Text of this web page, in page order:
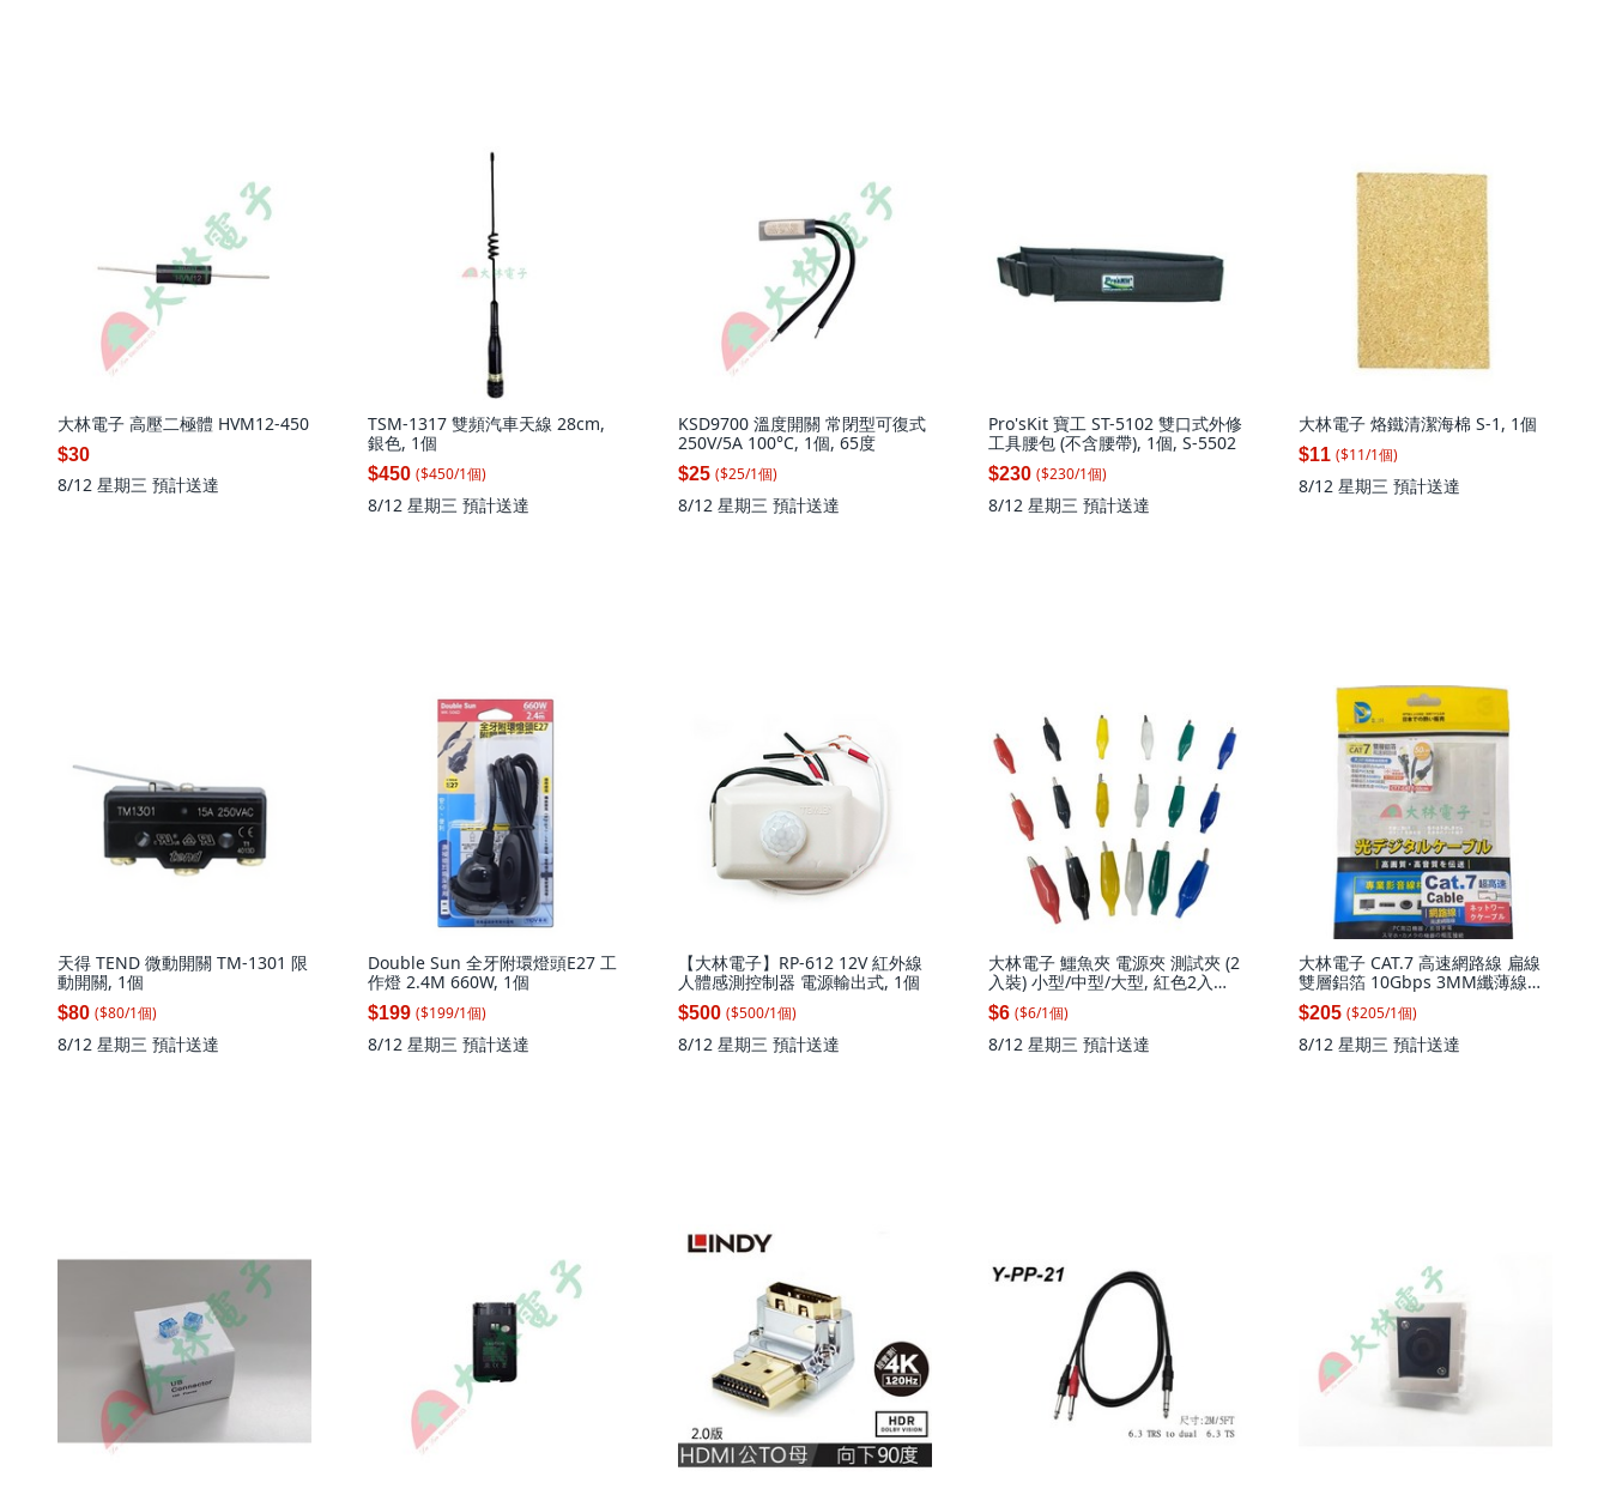
大林電子 高壓二極體 HVM12-450
$30
8/12 星期三 預計送達
TSM-1317 雙頻汽車天線 28cm,
銀色, 1個
$450 ($450/1個)
8/12 星期三 預計送達
KSD9700 溫度開關 常閉型可復式
250V/5A 100°C, 1個, 65度
$25 ($25/1個)
8/12 星期三 預計送達
Pro'sKit 寶工 ST-5102 雙口式外修
工具腰包 (不含腰帶), 1個, S-5502
$230 ($230/1個)
8/12 星期三 預計送達
大林電子 烙鐵清潔海棉 S-1, 1個
$11 ($11/1個)
8/12 星期三 預計送達
天得 TEND 微動開關 TM-1301 限
動開關, 1個
$80 ($80/1個)
8/12 星期三 預計送達
Double Sun 全牙附環燈頭E27 工
作燈 2.4M 660W, 1個
$199 ($199/1個)
8/12 星期三 預計送達
【大林電子】RP-612 12V 紅外線
人體感測控制器 電源輸出式, 1個
$500 ($500/1個)
8/12 星期三 預計送達
大林電子 鱷魚夾 電源夾 測試夾 (2
入裝) 小型/中型/大型, 紅色2入裝,
小, 1個
$6 ($6/1個)
8/12 星期三 預計送達
大林電子 CAT.7 高速網路線 扁線
雙層鋁箔 10Gbps 3MM纖薄線身,
1個, CT7-CAT7-1.5M
$205 ($205/1個)
8/12 星期三 預計送達